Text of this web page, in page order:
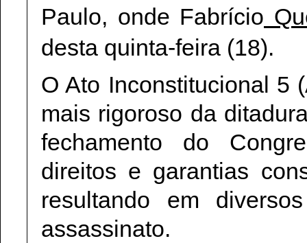
Paulo, onde Fabrício
desta quinta-feira (18).
O Ato Inconstitucional 5
mais rigoroso da
fechamento do
direitos e garantias
resultando em
assassinato.